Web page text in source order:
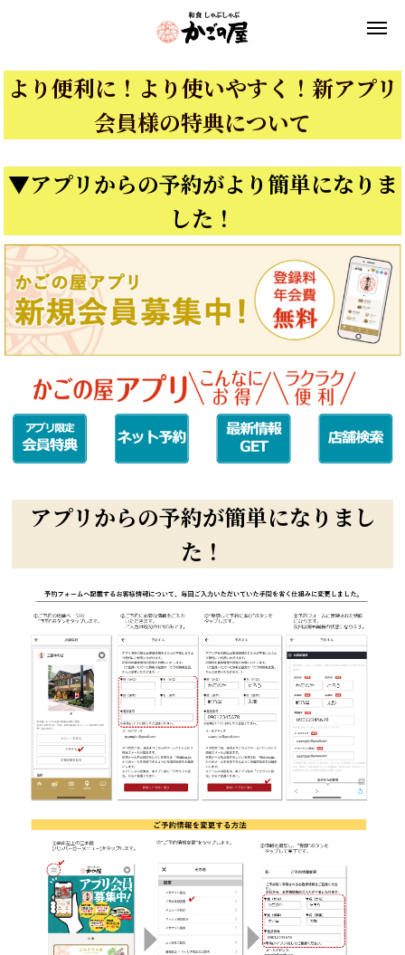
より便利に！より使いやすく！新アプリ
会員様の特典について
▼アプリからの予約がより簡単になりま
した！
アプリからの予約が簡単になりまし
た！